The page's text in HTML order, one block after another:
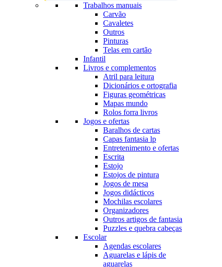
Trabalhos manuais
Carvão
Cavaletes
Outros
Pinturas
Telas em cartão
Infantil
Livros e complementos
Atril para leitura
Dicionários e ortografia
Figuras geométricas
Mapas mundo
Rolos forra livros
Jogos e ofertas
Baralhos de cartas
Capas fantasia lp
Entretenimento e ofertas
Escrita
Estojo
Estojos de pintura
Jogos de mesa
Jogos didácticos
Mochilas escolares
Organizadores
Outros artigos de fantasia
Puzzles e quebra cabeças
Escolar
Agendas escolares
Aguarelas e lápis de
aguarelas